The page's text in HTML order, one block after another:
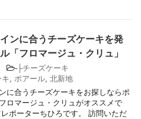
ンに合うチーズケーキを発
「フロマージュ・クリュ」
- ├チーズケーキ
, ポアール, 北新地
に合うチーズケーキをお探しならポ
ロマージュ・クリュがオススメで
ポーターちひろです。 訪問いただ